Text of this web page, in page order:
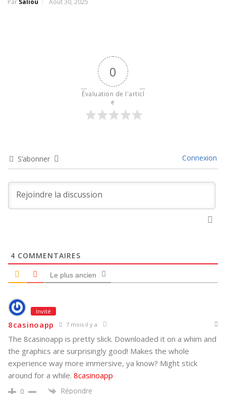
Par Saliou Août 30, 2025
0
Évaluation de l'articl
e
S’abonner Connexion
4 COMMENTAIRES
Le plus ancien
Invité
8casinoapp 7 mois il y a
The 8casinoapp is pretty slick. Downloaded it on a whim and
the graphics are surprisingly good! Makes the whole
experience way more immersive, ya know? Might stick
around for a while. 8casinoapp
0 Répondre